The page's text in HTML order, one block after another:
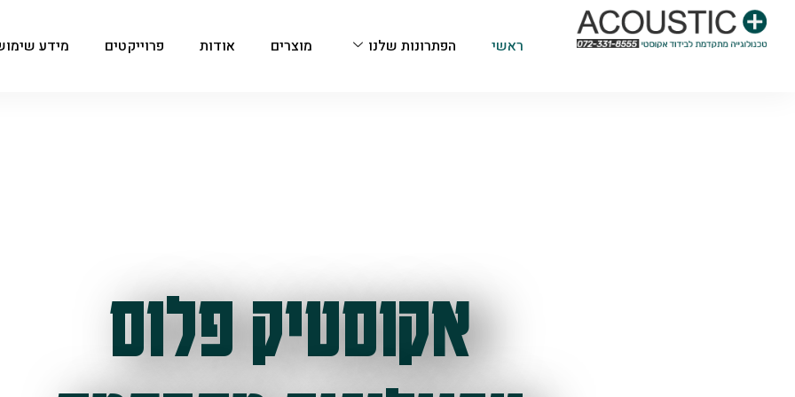
ראשי הפתרונות שלנו מוצרים אודות פרוייקטים מידע
אקוסטיק פלוס